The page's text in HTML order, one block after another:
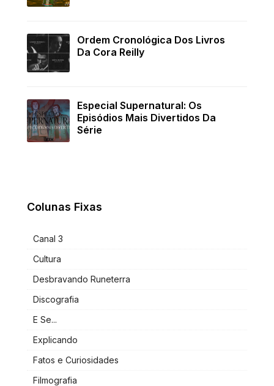
Ordem Cronológica Dos Livros
Da Cora Reilly
Especial Supernatural: Os
Episódios Mais Divertidos Da
Série
Colunas Fixas
Canal 3
Cultura
Desbravando Runeterra
Discografia
E Se...
Explicando
Fatos e Curiosidades
Filmografia